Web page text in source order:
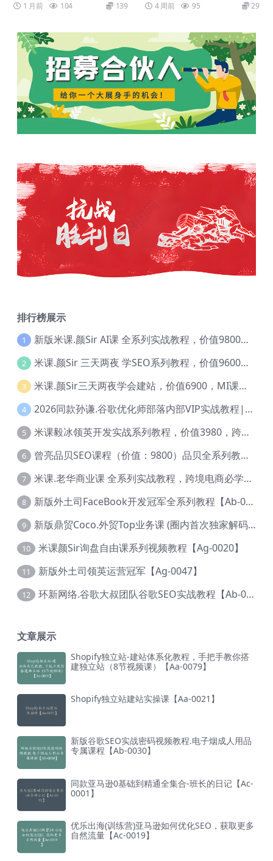
1 月前 104 139 4 周前 95 29
排行榜展示
1 新版米课.颜Sir AI课 全系列实战教程，价值9800，跨境首选！【Ag-0052】
2 米课.颜Sir 三天两夜 学SEO系列教程，价值9600元，跨境人都在学 【Ag-0056】
3 米课.颜Sir三天两夜学会建站，价值6900，MI课甄选课程 【Ag-0055】
4 2026同款孙谦.谷歌优化师部落内部VIP实战教程|价值4999元全网独家解码（官方报名版本）【@034】
5 米课毅冰领英开发实战系列教程，价值3980，跨境必选【Ag-0049】
6 曾亮品贝SEO课程（价值：9800）品贝全系列教程 【Ab-0022】
7 米课.老华商业课 全系列实战教程，跨境电商必学，价值16900元【Ag-0053】
8 新版外土司FaceBook开发冠军全系列教程【Ab-0021】
9 新版鼎贸Coco.外贸Top业务课 (圈内首次独家解码|460节课)【Ag-0091】
10 米课颜Sir询盘自由课系列视频教程【Ag-0020】
11 新版外土司领英运营冠军【Ag-0047】
12 环新网络.谷歌大叔团队谷歌SEO实战教程【Ab-0024】
文章展示
Shopify独立站-建站体系化教程，手把手教你搭
建独立站（8节视频课）【Aa-0079】
Shopify独立站建站实操课【Aa-0021】
新版谷歌SEO实战密码视频教程.电子烟成人用品
专属课程【Ab-0030】
同款亚马逊0基础到精通全集合-班长的日记【Ac-
0001】
优乐出海(训练营)亚马逊如何优化SEO，获取更多
自然流量【Ac-0019】